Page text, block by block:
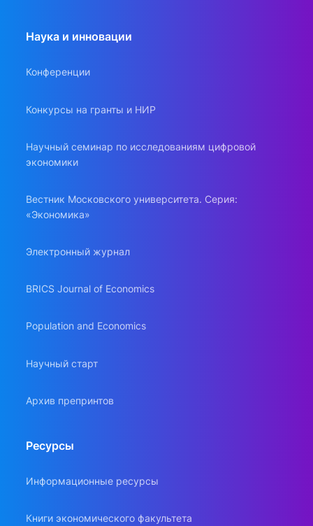
Наука и инновации
Конференции
Конкурсы на гранты и НИР
Научный семинар по исследованиям цифровой
экономики
Вестник Московского университета. Серия:
«Экономика»
Электронный журнал
BRICS Journal of Economics
Population and Economics
Научный старт
Архив препринтов
Ресурсы
Информационные ресурсы
Книги экономического факультета